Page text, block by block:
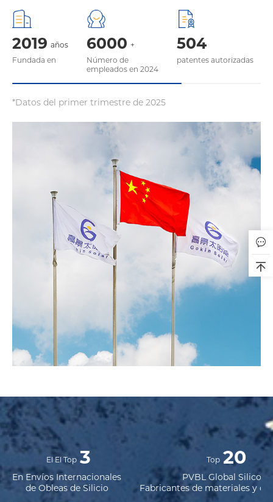
2019 años
Fundada en
6000 +
Número de
empleados en 2024
504
patentes autorizadas
*Datos del primer trimestre de 2025
El El Top 3
En Envíos Internacionales
de Obleas de Silicio
Top 20
PVBL Global Silicon
Fabricantes de materiales y